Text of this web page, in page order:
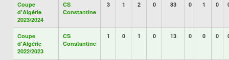
Coupe
d'Algérie
2023/2024
CS
Constantine
3 1 2 0 83 0 1 0
Coupe
d'Algérie
2022/2023
CS
Constantine
1 0 1 0 13 0 0 0